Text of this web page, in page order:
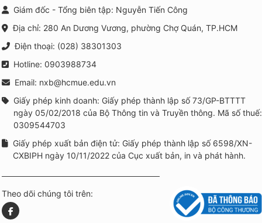
Giám đốc - Tổng biên tập: Nguyễn Tiến Công
Địa chỉ: 280 An Dương Vương, phường Chợ Quán, TP.HCM
Điện thoại: (028) 38301303
Hotline: 0903988734
Email: nxb@hcmue.edu.vn
Giấy phép kinh doanh: Giấy phép thành lập số 73/GP-BTTTT
ngày 05/02/2018 của Bộ Thông tin và Truyền thông. Mã số thuế:
0309544703
Giấy phép xuất bản điện tử: Giấy phép thành lập số 6598/XN-
CXBIPH ngày 10/11/2022 của Cục xuất bản, in và phát hành.
Theo dõi chúng tôi trên: